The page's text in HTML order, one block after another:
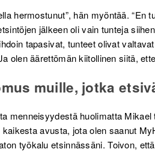
hermostunut”, hän myöntää.
jälkeen oli vain tunteja
tapasivat, tunteet olivat
olen äärettömän kiitollinen siitä,
muille, jotka
menneisyydestä huolimatta
kaikesta avusta, jota olen saanut
työkalu etsinnässäni. Toivon,